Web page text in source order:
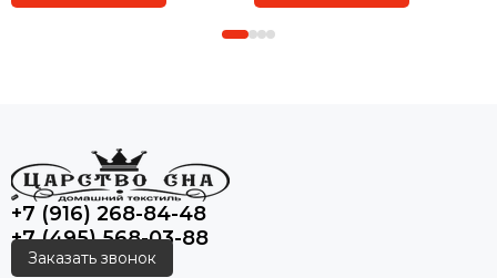
+7 (916) 268-84-48
+7 (495) 568-03-88
Заказать звонок